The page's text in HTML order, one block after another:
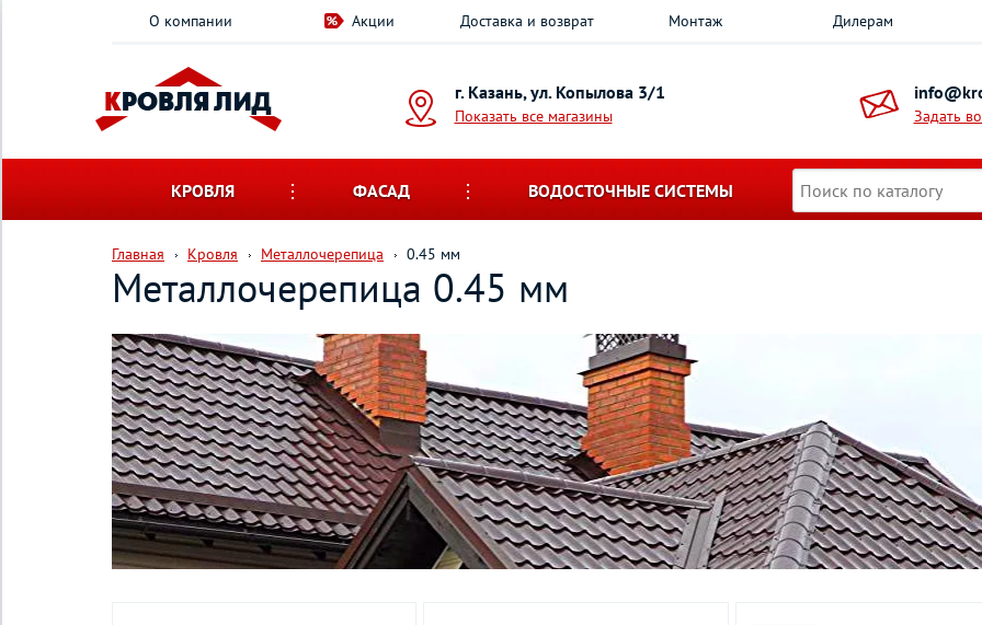
О компании Акции Доставка и возврат Монтаж Дилерам
г. Казань, ул. Копылова 3/1
Показать все магазины Задать
КРОВЛЯ ФАСАД ВОДОСТОЧНЫЕ СИСТЕМЫ
Главная Кровля Металлочерепица 0.45 мм
Металлочерепица 0.45 мм